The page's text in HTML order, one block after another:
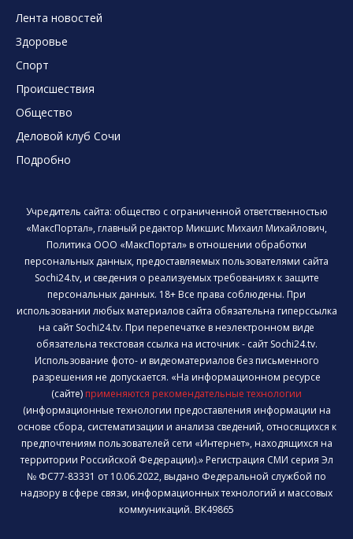
Лента новостей
Здоровье
Спорт
Происшествия
Общество
Деловой клуб Сочи
Подробно
Учредитель сайта: общество с ограниченной ответственностью
«МаксПортал», главный редактор Микшис Михаил Михайлович,
Политика ООО «МаксПортал» в отношении обработки
персональных данных, предоставляемых пользователями сайта
Sochi24.tv, и сведения о реализуемых требованиях к защите
персональных данных. 18+ Все права соблюдены. При
использовании любых материалов сайта обязательна гиперссылка
на сайт Sochi24.tv. При перепечатке в неэлектронном виде
обязательна текстовая ссылка на источник - сайт Sochi24.tv.
Использование фото- и видеоматериалов без письменного
разрешения не допускается. «На информационном ресурсе
(сайте) применяются рекомендательные технологии
(информационные технологии предоставления информации на
основе сбора, систематизации и анализа сведений, относящихся к
предпочтениям пользователей сети «Интернет», находящихся на
территории Российской Федерации).» Регистрация СМИ серия Эл
№ ФС77-83331 от 10.06.2022, выдано Федеральной службой по
надзору в сфере связи, информационных технологий и массовых
коммуникаций. ВК49865